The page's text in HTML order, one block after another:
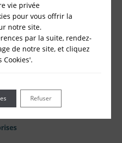
vie privée
pour vous offrir la
notre site.
par la suite, rendez-
de notre site, et cliquez
Refuser